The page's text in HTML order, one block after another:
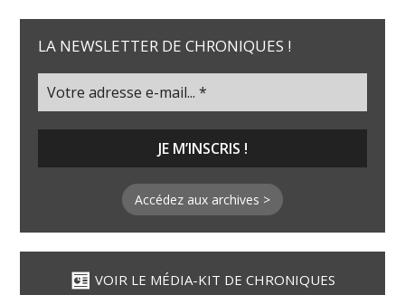
LA NEWSLETTER DE CHRONIQUES !
Accédez aux archives >
VOIR LE MÉDIA-KIT DE CHRONIQUES